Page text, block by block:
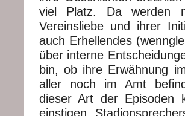
viel Platz. Da werden
Vereinsliebe und ihrer
auch Erhellendes
über interne
bin, ob ihre Erwähnung
aller noch im Amt
dieser Art der Episoden
einstigen